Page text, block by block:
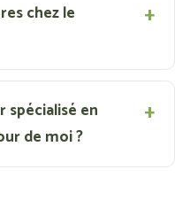
chez le
en
de moi ?